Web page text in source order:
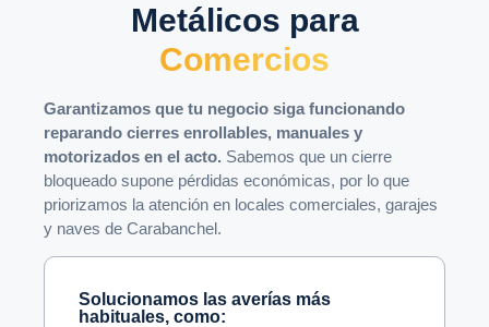
Metálicos para
Comercios
Garantizamos que tu negocio siga funcionando
reparando cierres enrollables, manuales y
motorizados en el acto. Sabemos que un cierre
bloqueado supone pérdidas económicas, por lo que
priorizamos la atención en locales comerciales, garajes
y naves de Carabanchel.
Solucionamos las averías más
habituales, como: